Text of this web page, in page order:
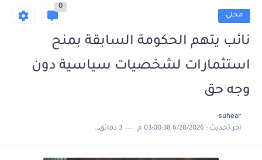
دراسة: تراجع النشاط البدني قد يزيد خطر الإصابة بالسرطان محلي
0
نائب يتهم الحكومة السابقة بمنح
استثمارات لشخصيات سياسية دون
وجه حق
suhear
اخر تحديث : 6/28/2026 03:00:38 م 3 دقائق للقراءة